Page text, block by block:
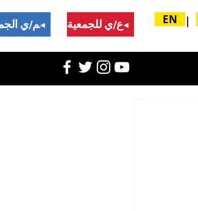
ادعم/ي الجمعية تبرع/ي للجمعية EN